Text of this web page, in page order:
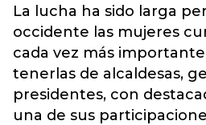
La lucha ha sido larga
occidente las mujeres
cada vez más
tenerlas de alcaldesas,
presidentes, con
una de sus